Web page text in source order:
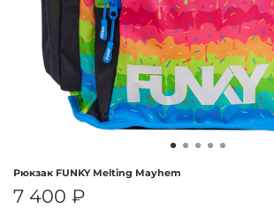
Рюкзак FUNKY Melting Mayhem
7 400 ₽